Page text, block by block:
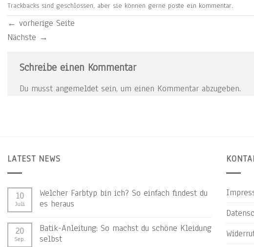
Trackbacks sind geschlossen, aber sie können gerne poste ein kommentar.
← vorherige Seite
Nächste →
Schreibe einen Kommentar
Du musst angemeldet sein, um einen Kommentar abzugeben.
LATEST NEWS
10
Juli
Welcher Farbtyp bin ich? So einfach findest du
es heraus
20
Sep.
Batik-Anleitung: So machst du schöne Kleidung
selbst